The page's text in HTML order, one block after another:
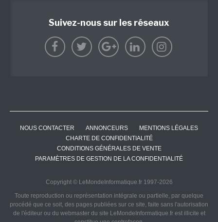
Suivez-nous sur les réseaux
NOUS CONTACTER ANNONCEURS
MENTIONS LÉGALES
CHARTE DE CONFIDENTIALITÉ
CONDITIONS GÉNÉRALES DE VENTE
PARAMÈTRES DE GESTION DE LA CONFIDENTIALITÉ
Copyright © LeMondeInformatique.fr 1997-2026
Toute reproduction ou représentation intégrale ou partielle, par quelque
procédé que ce soit, des pages publiées sur ce site, faite sans l'autorisation
de l'éditeur ou du webmaster du site LeMondeInformatique.fr est illicite et